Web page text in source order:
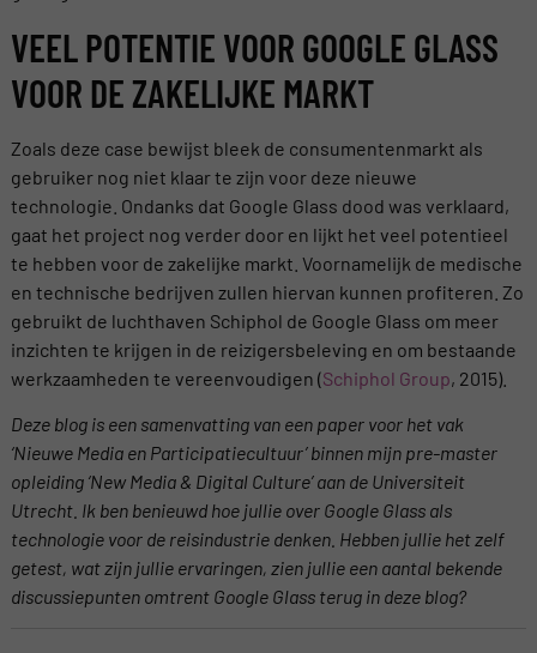
VEEL POTENTIE VOOR GOOGLE GLASS
VOOR DE ZAKELIJKE MARKT
Zoals deze case bewijst bleek de consumentenmarkt als
gebruiker nog niet klaar te zijn voor deze nieuwe
technologie. Ondanks dat Google Glass dood was verklaard,
gaat het project nog verder door en lijkt het veel potentieel
te hebben voor de zakelijke markt. Voornamelijk de medische
en technische bedrijven zullen hiervan kunnen profiteren. Zo
gebruikt de luchthaven Schiphol de Google Glass om meer
inzichten te krijgen in de reizigersbeleving en om bestaande
werkzaamheden te vereenvoudigen (Schiphol Group, 2015).
Deze blog is een samenvatting van een paper voor het vak
‘Nieuwe Media en Participatiecultuur’ binnen mijn pre-master
opleiding ‘New Media & Digital Culture’ aan de Universiteit
Utrecht. Ik ben benieuwd hoe jullie over Google Glass als
technologie voor de reisindustrie denken. Hebben jullie het zelf
getest, wat zijn jullie ervaringen, zien jullie een aantal bekende
discussiepunten omtrent Google Glass terug in deze blog?